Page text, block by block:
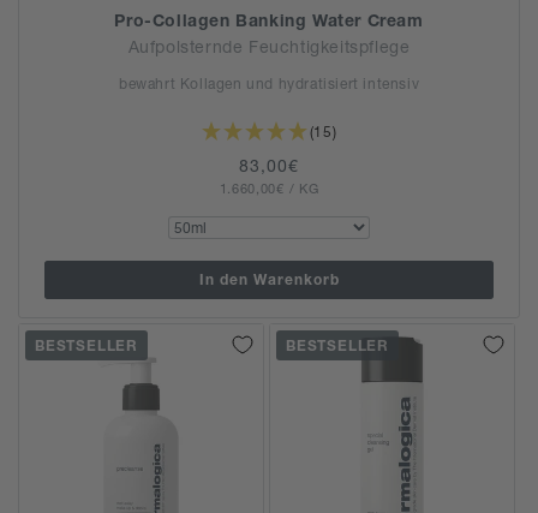
Pro-Collagen Banking Water Cream
Aufpolsternde Feuchtigkeitspflege
bewahrt Kollagen und hydratisiert intensiv
(15)
Normaler
Preis
83,00€
GRUNDPREIS
1.660,00€ / PRO
KG
In den Warenkorb
BESTSELLER BESTSELLER